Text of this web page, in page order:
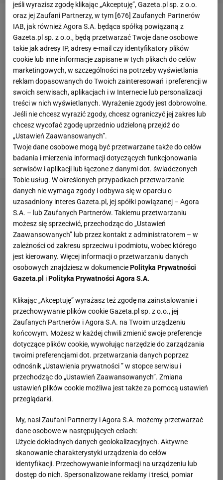
Wojciech Szczęsny ma za sobą kolejny udany turniej
w barwach reprezentacji Polski. Mimo że
odpadliśmy z Euro 2024
już po porażkach z Holandią
oraz Austrią, to do jego formy nikt nie mógł się
przyczepić. Nieraz ratował zespół przed utratą gola,
a jego interwencja w pierwszym meczu po strzale
Virgila van Dijka śmiało może kandydować do
najlepszej podczas całego wydarzenia. Sam od
dłuższego czasu zapowiadał jednak, że po turnieju
w Niemczech zakończy reprezentacyjną karierę.
jeśli wyrazisz zgodę klikając „Akceptuję”, Gazeta.pl sp. z o.o.
oraz jej Zaufani Partnerzy, w tym [676] Zaufanych Partnerów
IAB, jak również Agora S.A. będąca spółką powiązaną z
Gazeta.pl sp. z o.o., będą przetwarzać Twoje dane osobowe
takie jak adresy IP, adresy e-mail czy identyfikatory plików
cookie lub inne informacje zapisane w tych plikach do celów
marketingowych, w szczególności na potrzeby wyświetlania
reklam dopasowanych do Twoich zainteresowań i preferencji w
swoich serwisach, aplikacjach i w Internecie lub personalizacji
treści w nich wyświetlanych. Wyrażenie zgody jest dobrowolne.
Jeśli nie chcesz wyrazić zgody, chcesz ograniczyć jej zakres lub
chcesz wycofać zgodę uprzednio udzieloną przejdź do
„Ustawień Zaawansowanych”.
Twoje dane osobowe mogą być przetwarzane także do celów
badania i mierzenia informacji dotyczących funkcjonowania
serwisów i aplikacji lub łączone z danymi dot. świadczonych
Tobie usług. W określonych przypadkach przetwarzanie
danych nie wymaga zgody i odbywa się w oparciu o
uzasadniony interes Gazeta.pl, jej spółki powiązanej – Agora
S.A. – lub Zaufanych Partnerów. Takiemu przetwarzaniu
możesz się sprzeciwić, przechodząc do „Ustawień
Zaawansowanych” lub przez kontakt z administratorem – w
zależności od zakresu sprzeciwu i podmiotu, wobec którego
jest kierowany. Więcej informacji o przetwarzaniu danych
osobowych znajdziesz w dokumenciePolityka Prywatności
Gazeta.pl iPolityka Prywatności Agora S.A.
Klikając „Akceptuję” wyrażasz też zgodę na zainstalowanie i
przechowywanie plików cookie Gazeta.pl sp. z o.o., jej
Zaufanych Partnerów i Agora S.A. na Twoim urządzeniu
końcowym. Możesz w każdej chwili zmienić swoje preferencje
dotyczące plików cookie, wywołując narzędzie do zarządzania
twoimi preferencjami dot. przetwarzania danych poprzez
odnośnik „Ustawienia prywatności ” w stopce serwisu i
przechodząc do „Ustawień Zaawansowanych”. Zmiana
ustawień plików cookie możliwa jest także za pomocą ustawień
przeglądarki.
My, nasi Zaufani Partnerzy i Agora S.A. możemy przetwarzać
dane osobowe w następujących celach:
Użycie dokładnych danych geolokalizacyjnych. Aktywne
skanowanie charakterystyki urządzenia do celów
identyfikacji. Przechowywanie informacji na urządzeniu lub
dostęp do nich. Spersonalizowane reklamy i treści, pomiar